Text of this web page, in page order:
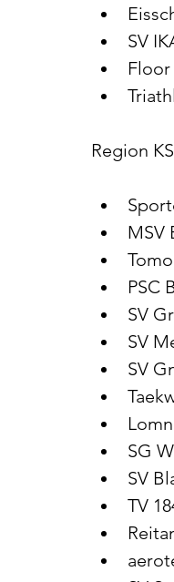
SV
Region
MSV
PSC
SV
SV
SV
SG
SV
TV